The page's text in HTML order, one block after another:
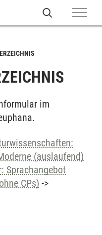
im
(auslaufend)
Sprachangebot
CPs) ->